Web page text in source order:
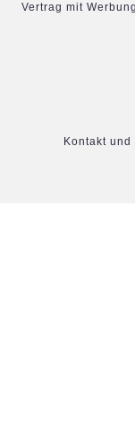
Vertrag mit
Kontakt und